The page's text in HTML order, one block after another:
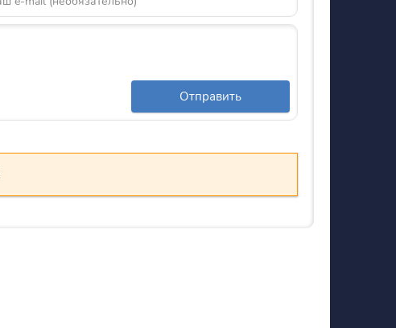
Отправить